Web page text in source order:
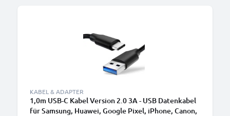
KABEL & ADAPTER
1,0m USB-C Kabel Version 2.0 3A - USB Datenkabel
für Samsung, Huawei, Google Pixel, iPhone, Canon,